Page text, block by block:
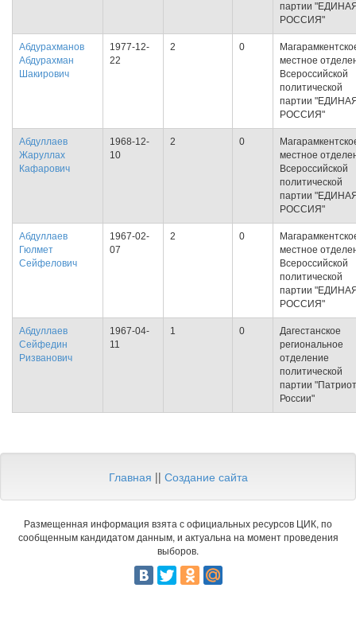
партии
РОССИЯ"
Абдурахманов
Абдурахман
Шакирович
1977-12-
22
2 0
местное
Всероссийской
политической
партии
РОССИЯ"
Абдуллаев
Жаруллах
Кафарович
1968-12-
10
2 0
местное
Всероссийской
политической
партии
РОССИЯ"
Абдуллаев
Гюлмет
Сейфелович
1967-02-
07
2 0
местное
Всероссийской
политической
партии
РОССИЯ"
Абдуллаев
Сейфедин
Ризванович
1967-04-
11
1 0
Дагестанское
региональное
отделение
политической
партии
России"
Главная || Создание сайта
Размещенная информация взята с официальных ресурсов ЦИК, по
сообщенным кандидатом данным, и актуальна на момент проведения
выборов.